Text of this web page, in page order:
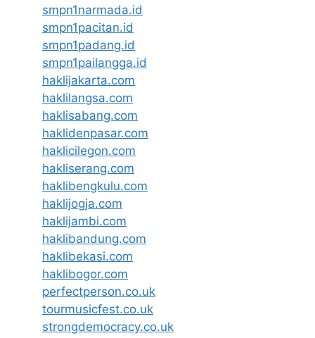
smpn1narmada.id
smpn1pacitan.id
smpn1padang.id
smpn1pailangga.id
haklijakarta.com
haklilangsa.com
haklisabang.com
haklidenpasar.com
haklicilegon.com
hakliserang.com
haklibengkulu.com
haklijogja.com
haklijambi.com
haklibandung.com
haklibekasi.com
haklibogor.com
perfectperson.co.uk
tourmusicfest.co.uk
strongdemocracy.co.uk